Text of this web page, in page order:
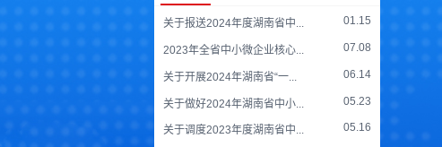
关于报送2024年度湖南省中... 01.15
2023年全省中小微企业核心... 07.08
关于开展2024年湖南省“一... 06.14
关于做好2024年湖南省中小... 05.23
关于调度2023年度湖南省中... 05.16